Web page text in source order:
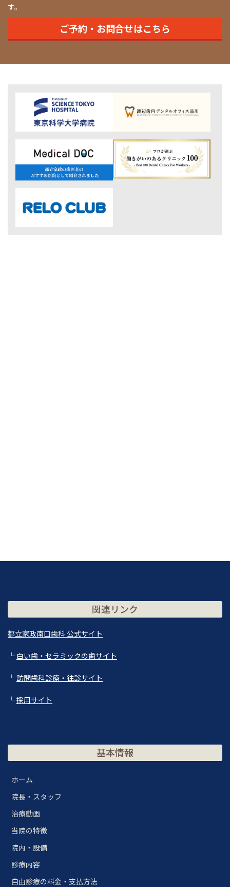
す。
ご予約・お問合せはこちら
関連リンク
都立家政南口歯科 公式サイト
└白い歯・セラミックの歯サイト
└訪問歯科診療・往診サイト
└採用サイト
基本情報
ホーム
院長・スタッフ
治療動画
当院の特徴
院内・設備
診療内容
自由診療の料金・支払方法